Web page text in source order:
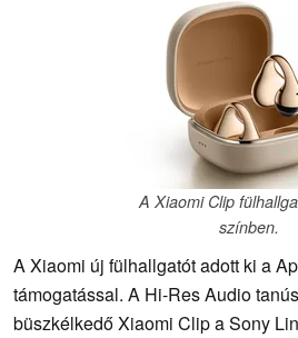
A Xiaomi Clip
színben.
A Xiaomi új fülhallgatót adott ki a
támogatással. A Hi-Res Audio
büszkélkedő Xiaomi Clip a Sony